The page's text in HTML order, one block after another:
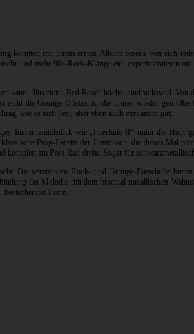
konnten mit ihrem ersten Album bereits von sich
und mehr 90s-Rock-Klänge ein, experimentieren
illustriert „Red Rose“ höchst eindrucksvoll.
die Grunge-Düsternis, die immer wieder gen
wie es sich liest, aber eben auch verdammt gut.
Instrumentalstück wie „Interlude II“ unter die
Prog-Facette der Franzosen, die dieses Mal
am Post-Rad dreht. Sogar für
Die verstärkten Rock- und Grunge-Einschübe
der Melodie mit dem brachial-metallischen
bestechender Form.